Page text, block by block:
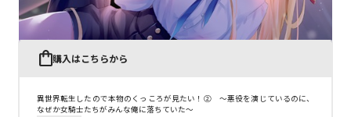
購入はこちらから
異世界転生したので本物のくっころが見たい！② ～悪役を演じているのに、
なぜか女騎士たちがみんな俺に落ちていた～